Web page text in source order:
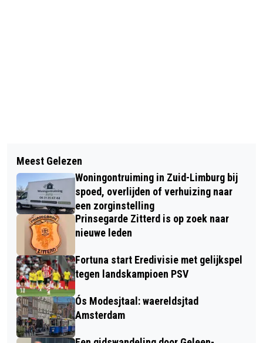
GENIETEN VAN DE ZOMER ÉN TOCH
AFVALLEN
GEMEENTE SITTARD-GELEEN SLUIT
2025 AF MET POSITIEF RESULTAAT
VAN 1,7 MILJOEN EURO
Meest Gelezen
Woningontruiming in Zuid-Limburg bij
spoed, overlijden of verhuizing naar
een zorginstelling
Prinsegarde Zitterd is op zoek naar
nieuwe leden
Fortuna start Eredivisie met gelijkspel
tegen landskampioen PSV
Ós Modesjtaal: waereldsjtad
Amsterdam